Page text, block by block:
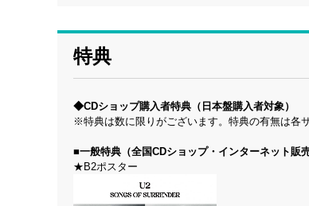
特典
◆CDショップ購入者特典（日本盤購入者対象）
※特典は数に限りがございます。特典の有無は各
■一般特典（全国CDショップ・インターネット販
★B2ポスター